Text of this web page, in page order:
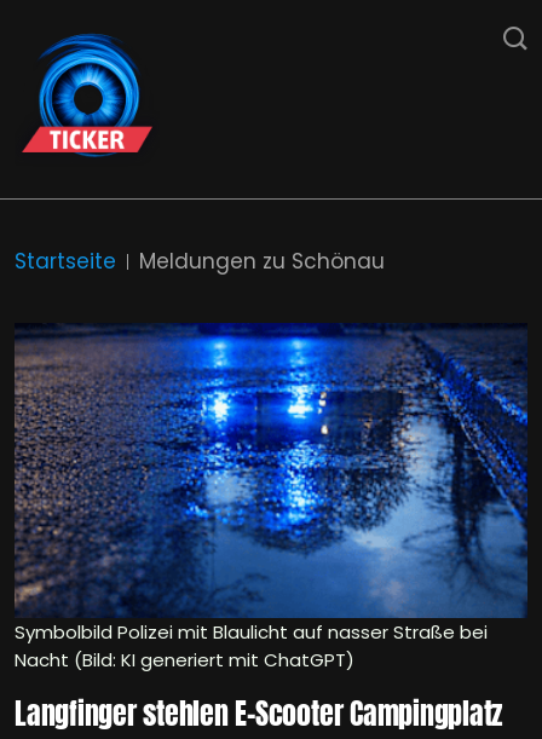
Startseite Meldungen zu Schönau
Symbolbild Polizei mit Blaulicht auf nasser Straße bei
Nacht (Bild: KI generiert mit ChatGPT)
Langfinger stehlen E-Scooter Campingplatz